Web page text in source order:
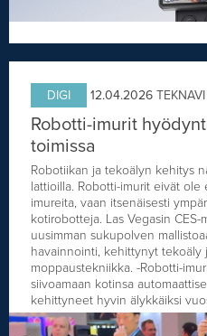
DIGI 12.04.2026 TEKNAVI
Robotti-imurit
toimissa
Robotiikan ja tekoälyn kehitys
lattioilla. Robotti-imurit eivät ole
imureita, vaan itsenäisesti
kotirobotteja. Las Vegasin
uusimman sukupolven
havainnointi, kehittynyt tekoäly
moppaustekniikka. -Robotti-
siivoamaan kotinsa
kehittyneet hyvin älykkäiksi